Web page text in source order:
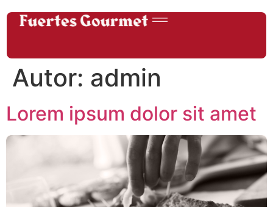
Autor: admin
Lorem ipsum dolor sit amet